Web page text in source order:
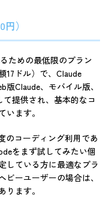
）
ための最低限のプラン
17ドル）で、Claude
Claude、モバイル版、
提供され、基本的なコ
ます。
のコーディング利用であ
をまず試してみたい個
している方に最適なプラ
ーユーザーの場合は、
ます。